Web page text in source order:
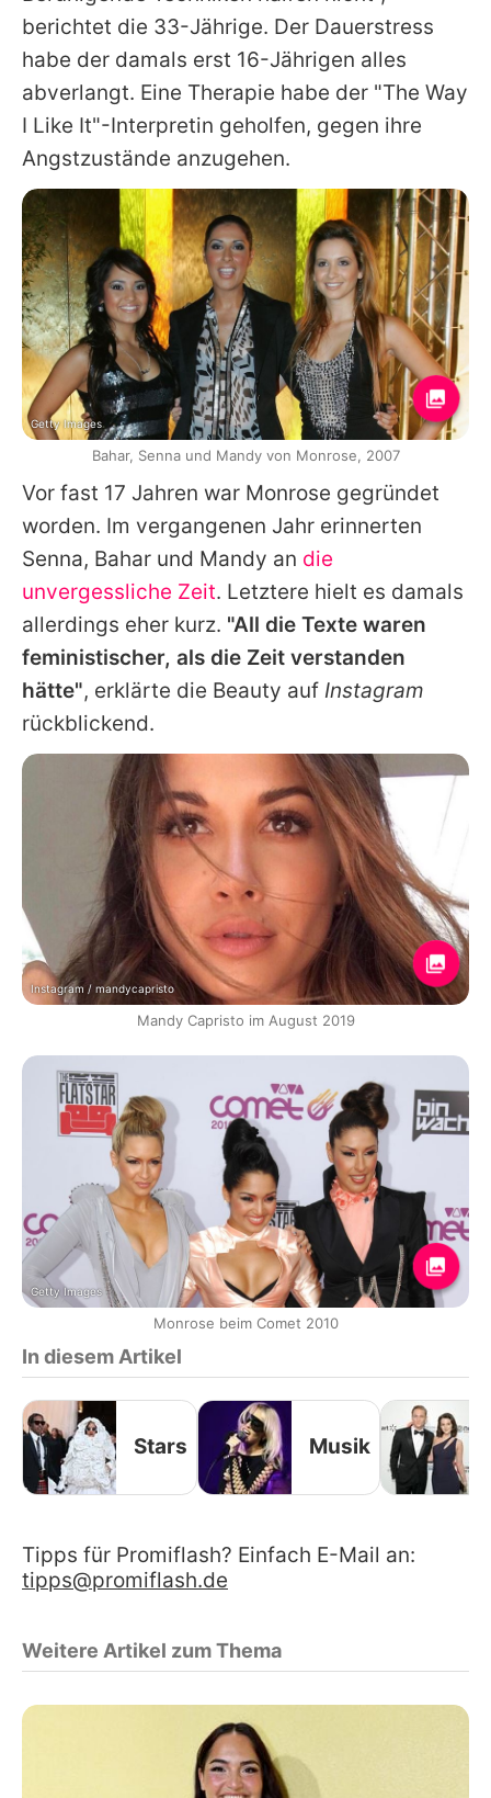
berichtet die 33-Jährige. Der Dauerstress
habe der damals erst 16-Jährigen alles
abverlangt. Eine Therapie habe der "The Way
I Like It"-Interpretin geholfen, gegen ihre
Angstzustände anzugehen.
Vor fast 17 Jahren war Monrose gegründet
worden. Im vergangenen Jahr erinnerten
Senna, Bahar und Mandy an die
unvergessliche Zeit. Letztere hielt es damals
allerdings eher kurz. "All die Texte waren
feministischer, als die Zeit verstanden
hätte", erklärte die Beauty auf Instagram
rückblickend.
Getty Images
Bahar, Senna und Mandy von Monrose, 2007
Instagram / mandycapristo
Mandy Capristo im August 2019
Getty Images
Monrose beim Comet 2010
In diesem Artikel
Stars Musik
Tipps für Promiflash? Einfach E-Mail an:
tipps@promiflash.de
Weitere Artikel zum Thema